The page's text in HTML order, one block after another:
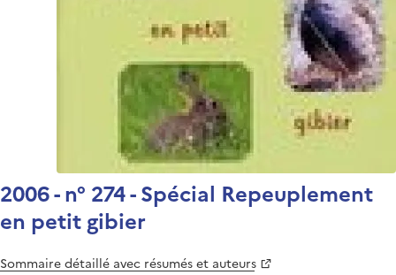
2006 - n° 274 - Spécial Repeuplement
en petit gibier
Sommaire détaillé avec résumés et auteurs